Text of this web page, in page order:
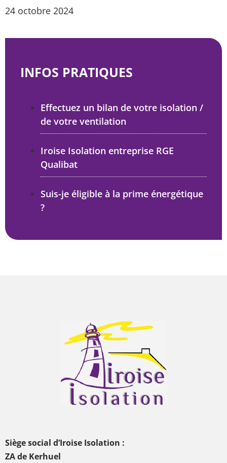
24 octobre 2024
INFOS PRATIQUES
Effectuez un bilan de votre isolation /
de votre ventilation
Iroise Isolation entreprise RGE
Qualibat
Suis-je éligible à la prime énergétique
?
Siège social d’Iroise Isolation :
ZA de Kerhuel